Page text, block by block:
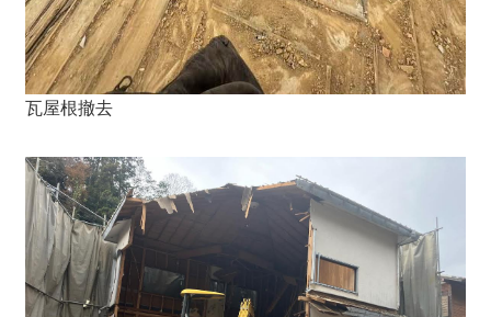
瓦屋根撤去